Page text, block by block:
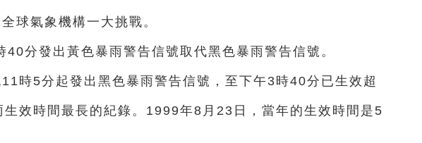
球氣象機構一大挑戰。
40分發出黃色暴雨警告信號取代黑色暴雨警告信號。
時5分起發出黑色暴雨警告信號，至下午3時40分已生效超
效時間最長的紀錄。1999年8月23日，當年的生效時間是5